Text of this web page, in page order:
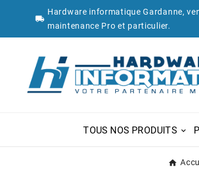

Hardware informatique Gardanne,
maintenance Pro et particulier.
TOUS NOS PRODUITS